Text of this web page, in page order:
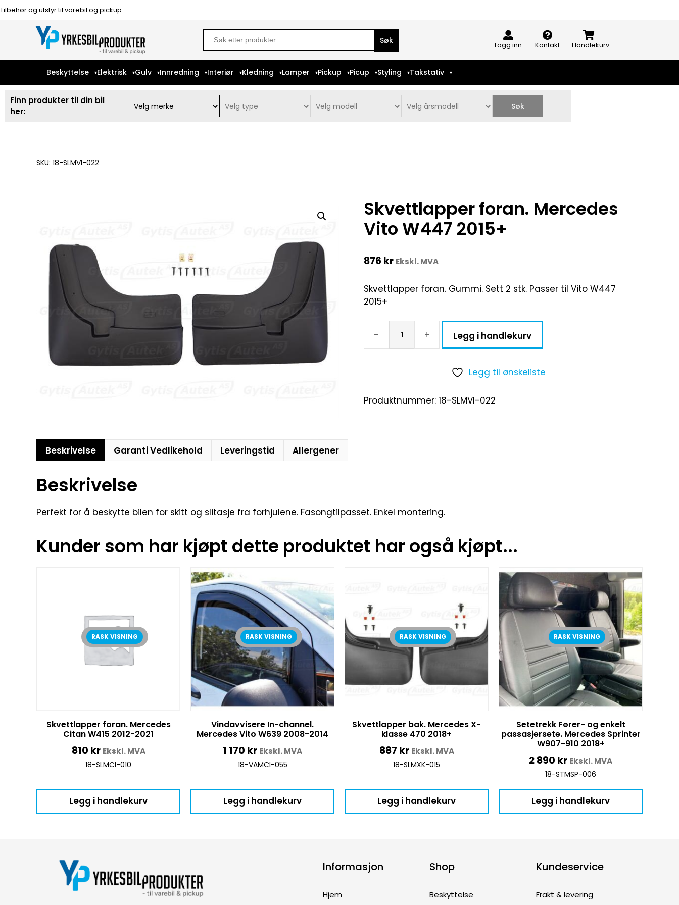
Tilbehør og utstyr til varebil og pickup
Search
for: Logg inn Kontakt Handlekurv
Beskyttelse Elektrisk Gulv Innredning Interiør Kledning Lamper Pickup Picup Styling Takstativ
Finn produkter til din bil
her:
Søk
SKU: 18-SLMVI-022
Skvettlapper foran. Mercedes
Vito W447 2015+
876 kr Ekskl. MVA
Skvettlapper foran. Gummi. Sett 2 stk. Passer til Vito W447
2015+
- + Legg i handlekurv
Legg til ønskeliste
Produktnummer: 18-SLMVI-022
Beskrivelse Garanti Vedlikehold Leveringstid Allergener
Beskrivelse
Perfekt for å beskytte bilen for skitt og slitasje fra forhjulene. Fasongtilpasset. Enkel montering.
Kunder som har kjøpt dette produktet har også kjøpt...
RASK VISNING
Skvettlapper foran. Mercedes
Citan W415 2012-2021
810 kr Ekskl. MVA
18-SLMCI-010
Legg i handlekurv
RASK VISNING
Vindavvisere In-channel.
Mercedes Vito W639 2008-2014
1 170 kr Ekskl. MVA
18-VAMCI-055
Legg i handlekurv
RASK VISNING
Skvettlapper bak. Mercedes X-
klasse 470 2018+
887 kr Ekskl. MVA
18-SLMXK-015
Legg i handlekurv
RASK VISNING
Setetrekk Fører- og enkelt
passasjersete. Mercedes Sprinter
W907-910 2018+
2 890 kr Ekskl. MVA
18-STMSP-006
Legg i handlekurv
Informasjon
Hjem
Shop
Beskyttelse
Kundeservice
Frakt & levering